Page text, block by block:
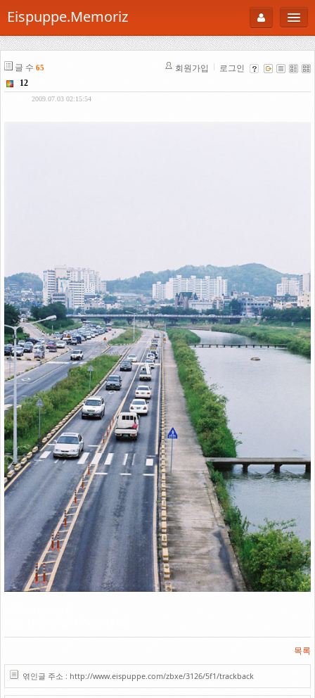
Eispuppe.Memoriz
로그인
About
AboutTori
Photo
Footprint
Link
글 수 65 회원가입 로그인
12
2009.07.03 02:15:54
목록
엮인글 주소 : http://www.eispuppe.com/zbxe/3126/5f1/trackback